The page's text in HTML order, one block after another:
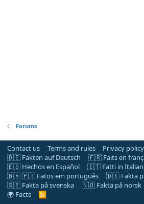
Forums
Contact us Terms and rules Privacy policy
🇩🇪 Fakten auf Deutsch
🇫🇷 Faits en
🇪🇸 Hechos en Español
🇮🇹 Fatti in
🇧🇷 🇵🇹 Fatos em português
🇩🇰 Fakta
🇸🇪 Fakta på svenska
🇳🇴 Fakta på norsk
🌍 Facts
R